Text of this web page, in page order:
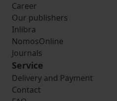
Career
Our publishers
Inlibra
NomosOnline
Journals
Service
Delivery and Payment
Contact